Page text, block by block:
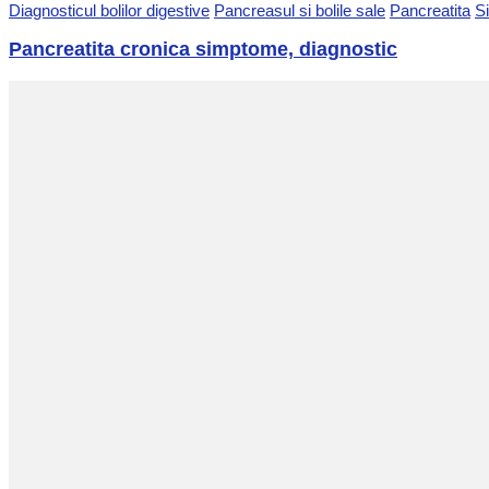
Diagnosticul bolilor digestive Pancreasul si bolile sale Pancreatita
Pancreatita cronica simptome, diagnostic